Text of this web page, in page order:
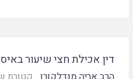
דין אכילת חצי שיעור